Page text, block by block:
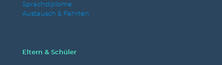
Sprachdiplome
Austausch & Fahrten
Eltern & Schüler